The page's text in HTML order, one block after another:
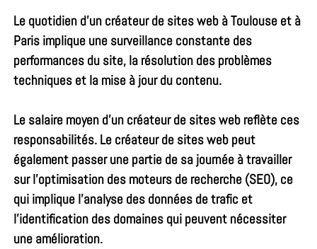
Le quotidien d’un créateur de sites web à Toulouse et à
Paris implique une surveillance constante des
performances du site, la résolution des problèmes
techniques et la mise à jour du contenu.
Le salaire moyen d’un créateur de sites web reflète ces
responsabilités. Le créateur de sites web peut
également passer une partie de sa journée à travailler
sur l’optimisation des moteurs de recherche (SEO), ce
qui implique l’analyse des données de trafic et
l’identification des domaines qui peuvent nécessiter
une amélioration.